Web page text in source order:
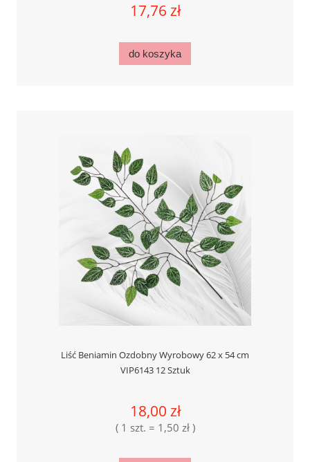
17,76 zł
do koszyka
Liść Beniamin Ozdobny Wyrobowy 62 x 54 cm
VIP6143 12 Sztuk
18,00 zł
( 1 szt. = 1,50 zł )